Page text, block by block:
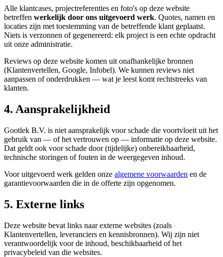
Alle klantcases, projectreferenties en foto's op deze website
betreffen werkelijk door ons uitgevoerd werk. Quotes, namen en
locaties zijn met toestemming van de betreffende klant geplaatst.
Niets is verzonnen of gegenereerd: elk project is een echte opdracht
uit onze administratie.
Reviews op deze website komen uit onafhankelijke bronnen
(Klantenvertellen, Google, Infobel). We kunnen reviews niet
aanpassen of onderdrukken — wat je leest komt rechtstreeks van
klanten.
4. Aansprakelijkheid
Gootlek B.V. is niet aansprakelijk voor schade die voortvloeit uit het
gebruik van — of het vertrouwen op — informatie op deze website.
Dat geldt ook voor schade door (tijdelijke) onbereikbaarheid,
technische storingen of fouten in de weergegeven inhoud.
Voor uitgevoerd werk gelden onze algemene voorwaarden en de
garantievoorwaarden die in de offerte zijn opgenomen.
5. Externe links
Deze website bevat links naar externe websites (zoals
Klantenvertellen, leveranciers en kennisbronnen). Wij zijn niet
verantwoordelijk voor de inhoud, beschikbaarheid of het
privacybeleid van die websites.